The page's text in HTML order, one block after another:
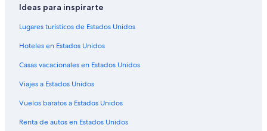
Hoteles familiares en Este de Flagstaff
Hoteles baratos en Este de Flagstaff
Hoteles con desayuno incluido en Este de Flagstaff
Hoteles que aceptan mascotas en Este de Flagstaff
Hoteles en Este de Flagstaff
Hoteles cerca de Flagstaff Plaza Shopping Center
Hoteles cerca de Museum of Northern Arizona
Ideas para inspirarte
Lugares turísticos de Estados Unidos
Hoteles en Estados Unidos
Casas vacacionales en Estados Unidos
Viajes a Estados Unidos
Vuelos baratos a Estados Unidos
Renta de autos en Estados Unidos